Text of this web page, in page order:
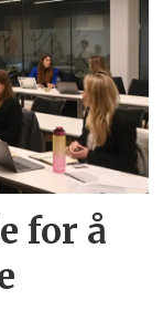
for å